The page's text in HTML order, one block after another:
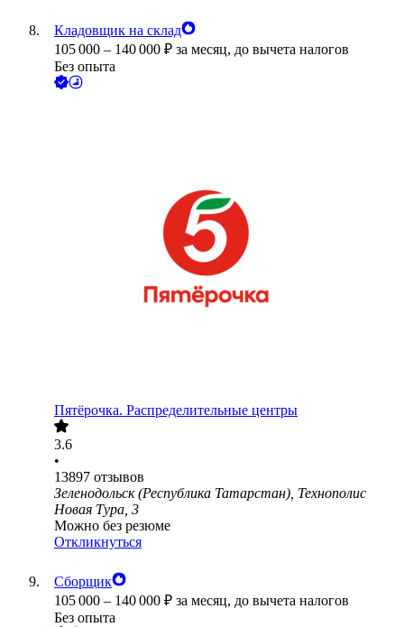
Кладовщик на склад
105 000 – 140 000 ₽ за месяц, до вычета налогов
Без опыта
Пятёрочка. Распределительные центры
3.6
•
13897 отзывов
Зеленодольск (Республика Татарстан), Технополис
Новая Тура, 3
Можно без резюме
Откликнуться
Сборщик
105 000 – 140 000 ₽ за месяц, до вычета налогов
Без опыта